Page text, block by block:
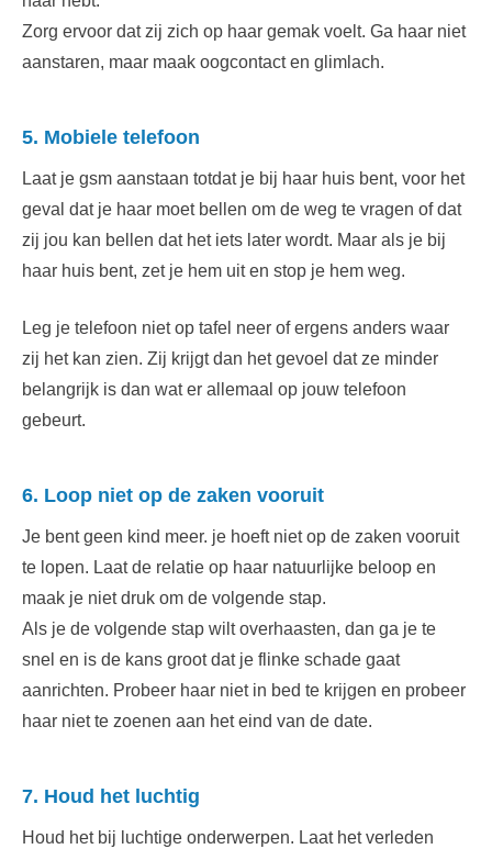
Zorg ervoor dat zij zich op haar gemak voelt. Ga haar niet
aanstaren, maar maak oogcontact en glimlach.
5. Mobiele telefoon
Laat je gsm aanstaan totdat je bij haar huis bent, voor het
geval dat je haar moet bellen om de weg te vragen of dat
zij jou kan bellen dat het iets later wordt. Maar als je bij
haar huis bent, zet je hem uit en stop je hem weg.
Leg je telefoon niet op tafel neer of ergens anders waar
zij het kan zien. Zij krijgt dan het gevoel dat ze minder
belangrijk is dan wat er allemaal op jouw telefoon
gebeurt.
6. Loop niet op de zaken vooruit
Je bent geen kind meer. je hoeft niet op de zaken vooruit
te lopen. Laat de relatie op haar natuurlijke beloop en
maak je niet druk om de volgende stap.
Als je de volgende stap wilt overhaasten, dan ga je te
snel en is de kans groot dat je flinke schade gaat
aanrichten. Probeer haar niet in bed te krijgen en probeer
haar niet te zoenen aan het eind van de date.
7. Houd het luchtig
Houd het bij luchtige onderwerpen. Laat het verleden